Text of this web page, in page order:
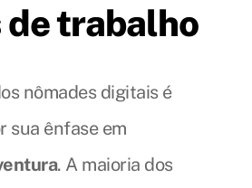
de trabalho
nômades digitais é
sua ênfase em
. A maioria dos